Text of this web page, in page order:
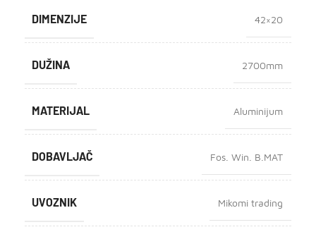
DIMENZIJE 42×20
DUŽINA 2700mm
MATERIJAL Aluminijum
DOBAVLJAČ Fos. Win. B.MAT
UVOZNIK Mikomi trading